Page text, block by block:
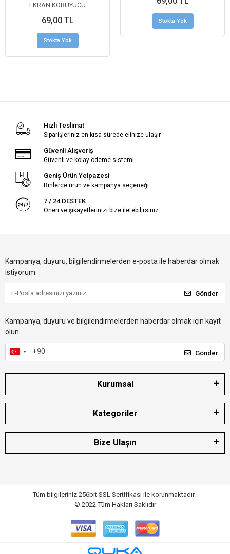
EKRAN KORUYUCU
69,00 TL
Stokta Yok
Stokta Yok
Hızlı Teslimat
Siparişleriniz en kısa sürede elinize ulaşır.
Güvenli Alışveriş
Güvenli ve kolay ödeme sistemi
Geniş Ürün Yelpazesi
Binlerce ürün ve kampanya seçeneği
7 / 24 DESTEK
Öneri ve şikayetlerinizi bize iletebilirsiniz.
Kampanya, duyuru, bilgilendirmelerden e-posta ile haberdar olmak
istiyorum.
Gönder
Kampanya, duyuru ve bilgilendirmelerden haberdar olmak için kayıt
olun.
Gönder
Kurumsal
Kategoriler
Bize Ulaşın
Tüm bilgileriniz 256bit SSL Sertifikası ile korunmaktadır.
© 2022 Tüm Hakları Saklıdır